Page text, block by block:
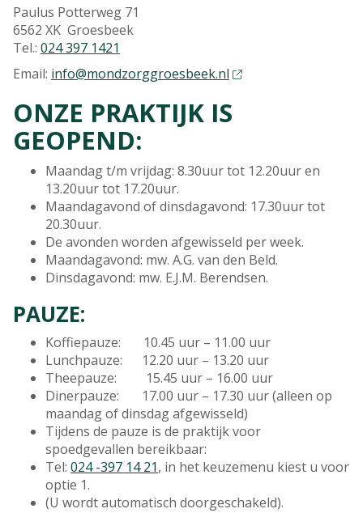
Paulus Potterweg 71
6562 XK Groesbeek
Tel.: 024 397 1421
Email: info@mondzorggroesbeek.nl
ONZE PRAKTIJK IS
GEOPEND:
Maandag t/m vrijdag: 8.30uur tot 12.20uur en
13.20uur tot 17.20uur.
Maandagavond of dinsdagavond: 17.30uur tot
20.30uur.
De avonden worden afgewisseld per week.
Maandagavond: mw. A.G. van den Beld.
Dinsdagavond: mw. E.J.M. Berendsen.
PAUZE:
Koffiepauze: 10.45 uur – 11.00 uur
Lunchpauze: 12.20 uur – 13.20 uur
Theepauze: 15.45 uur – 16.00 uur
Dinerpauze: 17.00 uur – 17.30 uur (alleen op
maandag of dinsdag afgewisseld)
Tijdens de pauze is de praktijk voor
spoedgevallen bereikbaar:
Tel: 024 -397 14 21, in het keuzemenu kiest u voor
optie 1.
(U wordt automatisch doorgeschakeld).